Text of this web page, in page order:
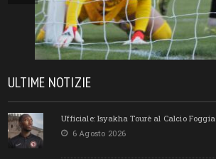
ULTIME NOTIZIE
Ufficiale: Isyakha Tourè al Calcio Foggia
6 Agosto 2026